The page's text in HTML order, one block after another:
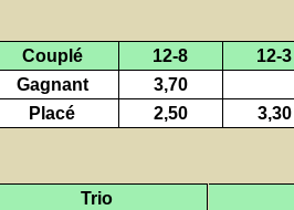
Couplé 12-8 12-3
Gagnant
3,70
Placé
2,50 3,30
Trio